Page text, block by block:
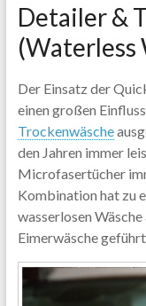
Detailer &
(Waterless
Der Einsatz der
einen großen
Trockenwäsche
den Jahren immer
Microfasertücher
Kombination hat zu
wasserlosen
Eimerwäsche geführt.